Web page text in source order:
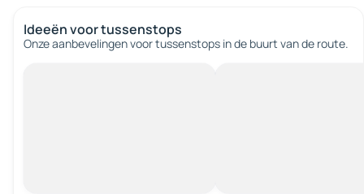
Ideeën voor tussenstops
Onze aanbevelingen voor tussenstops in de buurt van de route.